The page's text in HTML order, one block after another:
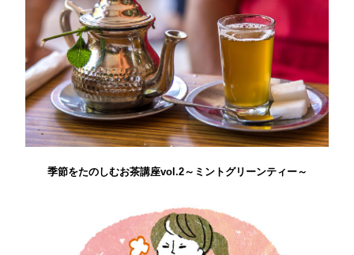
季節をたのしむお茶講座vol.2～ミントグリーンティー～